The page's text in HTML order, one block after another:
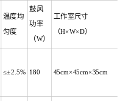
温度均
匀度
鼓风
功率
（W）
工作室尺寸
（H×W×D）
≤±2.5% 180 45cm×45cm×35cm